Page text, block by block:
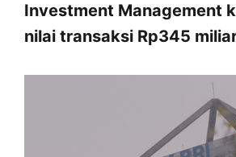
Investment Management
nilai transaksi Rp345